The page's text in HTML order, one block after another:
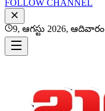
FOLLOW CHANNEL
9, ఆగస్టు 2026, ఆదివారం